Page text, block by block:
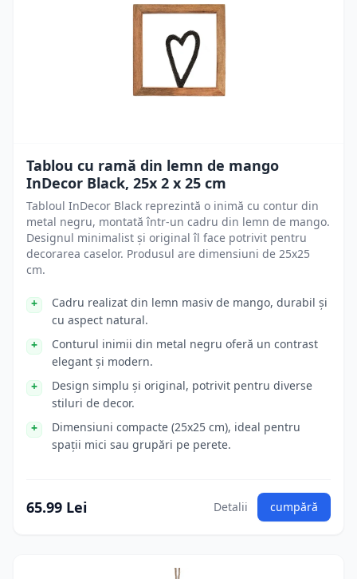
Tablou cu ramă din lemn de mango
InDecor Black, 25x 2 x 25 cm
Tabloul InDecor Black reprezintă o inimă cu contur din
metal negru, montată într-un cadru din lemn de mango.
Designul minimalist și original îl face potrivit pentru
decorarea caselor. Produsul are dimensiuni de 25x25
cm.
Cadru realizat din lemn masiv de mango, durabil și
cu aspect natural.
Conturul inimii din metal negru oferă un contrast
elegant și modern.
Design simplu și original, potrivit pentru diverse
stiluri de decor.
Dimensiuni compacte (25x25 cm), ideal pentru
spații mici sau grupări pe perete.
65.99 Lei Detalii cumpără